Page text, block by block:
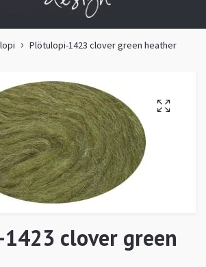
Plötulopi-1423 clover green heather
clover green